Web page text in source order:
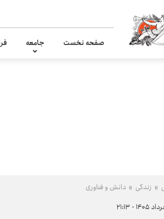
صفحه نخست جامعه
زندگی دانش و فناوری